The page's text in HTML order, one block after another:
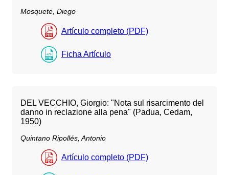
Mosquete, Diego
Artículo completo (PDF)
Ficha Artículo
DEL VECCHIO, Giorgio: "Nota sul risarcimento del
danno in reclazione alla pena" (Padua, Cedam,
1950)
Quintano Ripollés, Antonio
Artículo completo (PDF)